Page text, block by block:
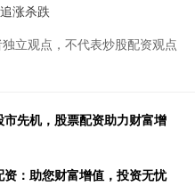
涨杀跌
立观点，不代表炒股配资观点
先机，股票配资助力财富增
：助您财富增值，投资无忧